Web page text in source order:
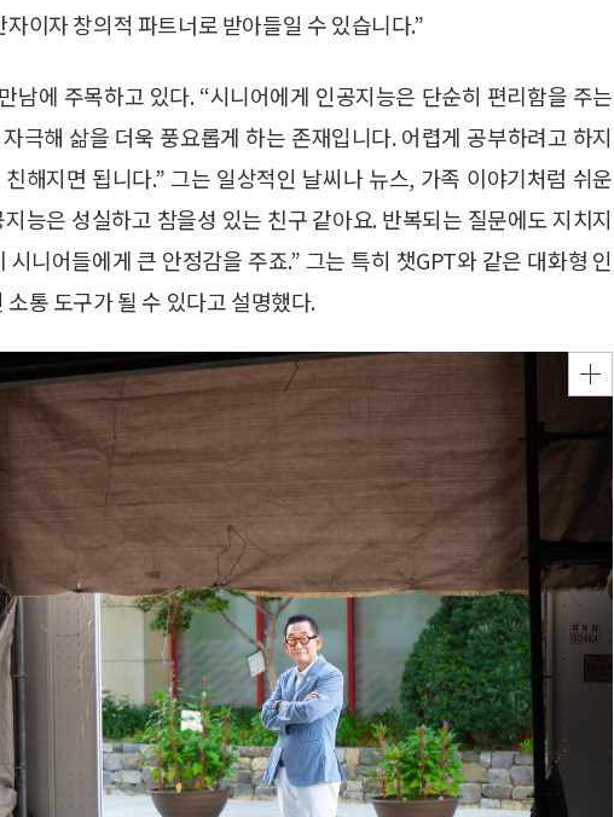
이자 창의적 파트너로 받아들일 수 있습니다.”
남에 주목하고 있다. “시니어에게 인공지능은 단순히 편리함을 주는
극해 삶을 더욱 풍요롭게 하는 존재입니다. 어렵게 공부하려고 하지
해지면 됩니다.” 그는 일상적인 날씨나 뉴스, 가족 이야기처럼 쉬운
능은 성실하고 참을성 있는 친구 같아요. 반복되는 질문에도 지치지
니어들에게 큰 안정감을 주죠.” 그는 특히 챗GPT와 같은 대화형 인
통 도구가 될 수 있다고 설명했다.